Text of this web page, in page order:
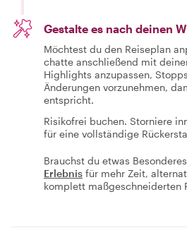
Gestalte es nach deinen
Möchtest du den Reiseplan
chatte anschließend mit
Highlights anzupassen,
Änderungen vorzunehmen,
entspricht.
Risikofrei buchen. Storniere
für eine vollständige
Brauchst du etwas
Erlebnis für mehr Zeit,
komplett maßgeschneiderten